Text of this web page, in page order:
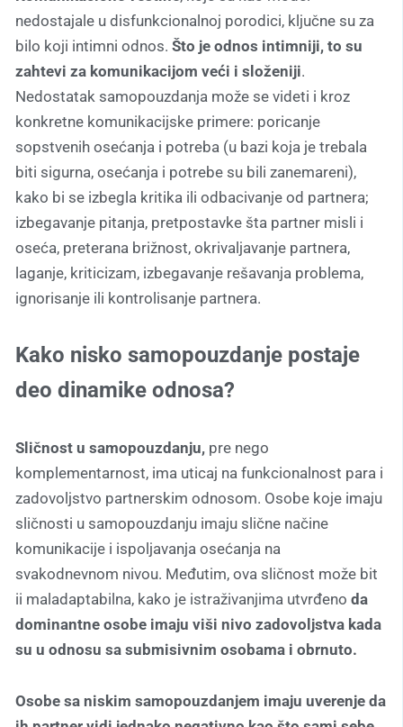
nedostajale u disfunkcionalnoj porodici, ključne su za
bilo koji intimni odnos. Što je odnos intimniji, to su
zahtevi za komunikacijom veći i složeniji.
Nedostatak samopouzdanja može se videti i kroz
konkretne komunikacijske primere: poricanje
sopstvenih osećanja i potreba (u bazi koja je trebala
biti sigurna, osećanja i potrebe su bili zanemareni),
kako bi se izbegla kritika ili odbacivanje od partnera;
izbegavanje pitanja, pretpostavke šta partner misli i
oseća, preterana brižnost, okrivaljavanje partnera,
laganje, kriticizam, izbegavanje rešavanja problema,
ignorisanje ili kontrolisanje partnera.
Kako nisko samopouzdanje postaje
deo dinamike odnosa?
Sličnost u samopouzdanju, pre nego
komplementarnost, ima uticaj na funkcionalnost para i
zadovoljstvo partnerskim odnosom. Osobe koje imaju
sličnosti u samopouzdanju imaju slične načine
komunikacije i ispoljavanja osećanja na
svakodnevnom nivou. Međutim, ova sličnost može bit
ii maladaptabilna, kako je istraživanjima utvrđeno da
dominantne osobe imaju viši nivo zadovoljstva kada
su u odnosu sa submisivnim osobama i obrnuto.
Osobe sa niskim samopouzdanjem imaju uverenje da